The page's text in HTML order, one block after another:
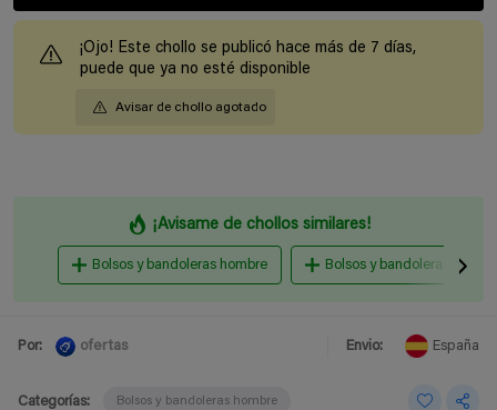
¡Ojo! Este chollo se publicó hace más de 7 días,
puede que ya no esté disponible
Avisar de chollo agotado
¡Avisame de chollos similares!
Bolsos y bandoleras hombre Bolsos y bandoleras mujer
Por: ofertas Envio: España
Categorías: Bolsos y bandoleras hombre